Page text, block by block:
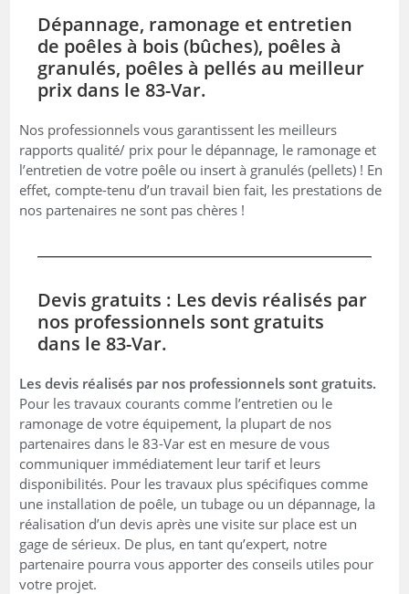
Dépannage, ramonage et entretien
de poêles à bois (bûches), poêles à
granulés, poêles à pellés au meilleur
prix dans le 83-Var.
Nos professionnels vous garantissent les meilleurs
rapports qualité/ prix pour le dépannage, le ramonage et
l’entretien de votre poêle ou insert à granulés (pellets) ! En
effet, compte-tenu d’un travail bien fait, les prestations de
nos partenaires ne sont pas chères !
Devis gratuits : Les devis réalisés par
nos professionnels sont gratuits
dans le 83-Var.
Les devis réalisés par nos professionnels sont gratuits.
Pour les travaux courants comme l’entretien ou le
ramonage de votre équipement, la plupart de nos
partenaires dans le 83-Var est en mesure de vous
communiquer immédiatement leur tarif et leurs
disponibilités. Pour les travaux plus spécifiques comme
une installation de poêle, un tubage ou un dépannage, la
réalisation d’un devis après une visite sur place est un
gage de sérieux. De plus, en tant qu’expert, notre
partenaire pourra vous apporter des conseils utiles pour
votre projet.